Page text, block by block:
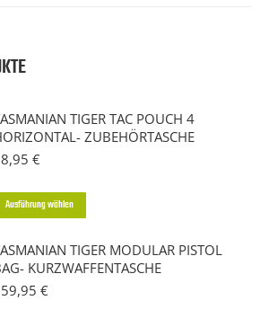
TIGER TAC POUCH 4
ZUBEHÖRTASCHE
€
Ausführung wählen
weist
mehrere
TIGER MODULAR PISTOL
KURZWAFFENTASCHE
€